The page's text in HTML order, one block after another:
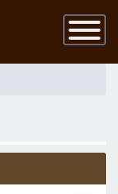
Slå
på